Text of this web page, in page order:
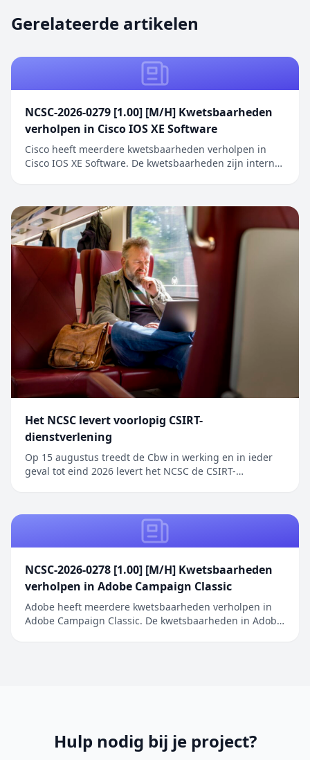
Gerelateerde artikelen
NCSC-2026-0279 [1.00] [M/H] Kwetsbaarheden
verholpen in Cisco IOS XE Software
Cisco heeft meerdere kwetsbaarheden verholpen in
Cisco IOS XE Software. De kwetsbaarheden zijn intern
betreffen onder andere onjuiste toegangscontrole,
onjuiste restricties bij geheugenbuffero...
Het NCSC levert voorlopig CSIRT-
dienstverlening
Op 15 augustus treedt de Cbw in werking en in ieder
geval tot eind 2026 levert het NCSC de CSIRT-
levert voorlopig CSIRT-dienstverlening verscheen eerst
NCSC-2026-0278 [1.00] [M/H] Kwetsbaarheden
verholpen in Adobe Campaign Classic
Adobe heeft meerdere kwetsbaarheden verholpen in
Adobe Campaign Classic. De kwetsbaarheden in Adobe
Hulp nodig bij je project?